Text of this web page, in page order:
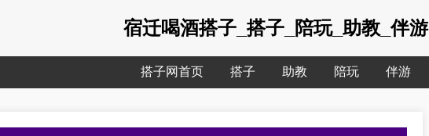
宿迁喝酒搭子_搭子_陪玩_助教_伴游
搭子网首页 搭子 助教 陪玩 伴游